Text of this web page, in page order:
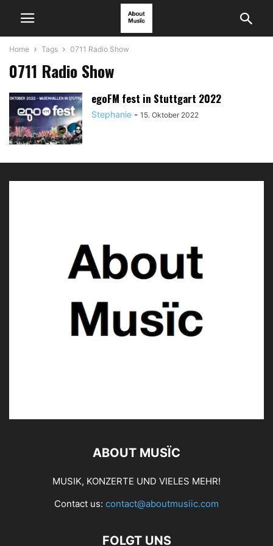
Home Tags 0711 Radio Show
0711 Radio Show
egoFM fest in Stuttgart 2022
Stephanie - 15. Oktober 2022
ABOUT MUSÏC
MUSIK, KONZERTE UND VIELES MEHR!
Contact us: contact@aboutmusiic.com
FOLGT UNS